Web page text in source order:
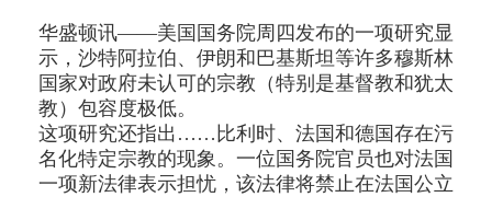
华盛顿讯——美国国务院周四发布的一项研究显
示，沙特阿拉伯、伊朗和巴基斯坦等许多穆斯林
国家对政府未认可的宗教（特别是基督教和犹太
教）包容度极低。
这项研究还指出……比利时、法国和德国存在污
名化特定宗教的现象。一位国务院官员也对法国
一项新法律表示担忧，该法律将禁止在法国公立